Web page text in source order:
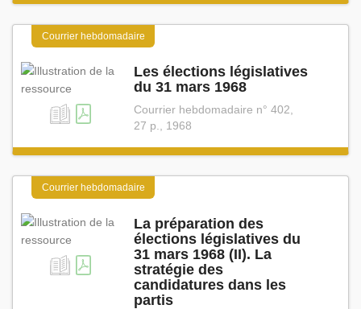
Courrier hebdomadaire
Les élections législatives
du 31 mars 1968
Courrier hebdomadaire n° 402,
27 p., 1968
Courrier hebdomadaire
La préparation des
élections législatives du
31 mars 1968 (II). La
stratégie des
candidatures dans les
partis